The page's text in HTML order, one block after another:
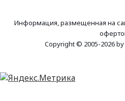
Информация, размещенная на
Copyright © 2005-2026 by